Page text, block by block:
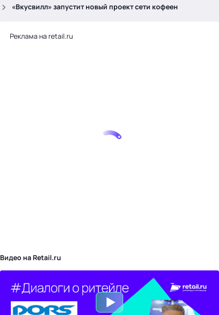
«Вкусвилл» запустит новый проект сети кофеен
Реклама на retail.ru
Видео на Retail.ru